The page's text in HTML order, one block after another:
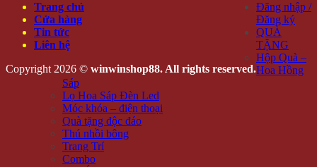
Trang chủ
Cửa hàng
Tin tức
Liên hệ
Copyright 2026 © winwinshop88. All rights reserved.
Đăng nhập /
Đăng ký
QUÀ
TẶNG
Hộp Quà –
Hoa Hồng
Sáp
Lọ Hoa Sáp Đèn Led
Móc khóa – điện thoại
Quà tặng độc đáo
Thú nhồi bông
Trang Trí
Combo